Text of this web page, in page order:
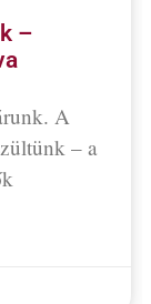
–
A
– a